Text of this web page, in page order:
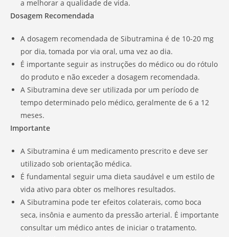
a melhorar a qualidade de vida.
Dosagem Recomendada
A dosagem recomendada de Sibutramina é de 10-20 mg
por dia, tomada por via oral, uma vez ao dia.
É importante seguir as instruções do médico ou do rótulo
do produto e não exceder a dosagem recomendada.
A Sibutramina deve ser utilizada por um período de
tempo determinado pelo médico, geralmente de 6 a 12
meses.
Importante
A Sibutramina é um medicamento prescrito e deve ser
utilizado sob orientação médica.
É fundamental seguir uma dieta saudável e um estilo de
vida ativo para obter os melhores resultados.
A Sibutramina pode ter efeitos colaterais, como boca
seca, insônia e aumento da pressão arterial. É importante
consultar um médico antes de iniciar o tratamento.